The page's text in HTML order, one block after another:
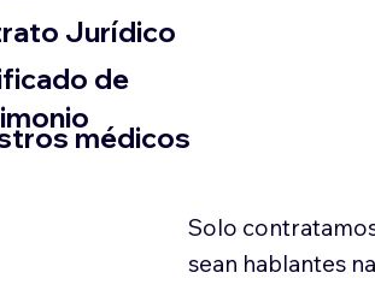
Jurídico
de
médicos
Solo
sean hablantes